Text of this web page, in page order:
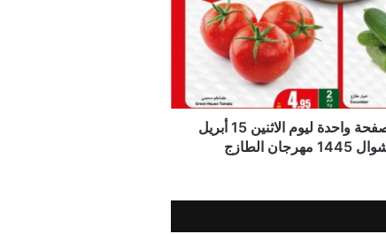
عروض العثيم بصفحة واحدة ليوم الاثنين 15 أبريل